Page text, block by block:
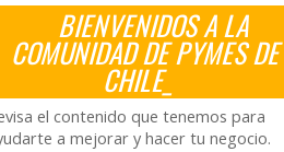
BIENVENIDOS A LA
COMUNIDAD DE PYMES DE
CHILE_
el contenido que tenemos para
a mejorar y hacer tu negocio.